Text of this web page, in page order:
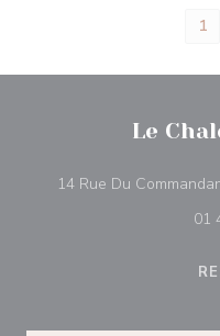
1
Le
14 Rue Du
01